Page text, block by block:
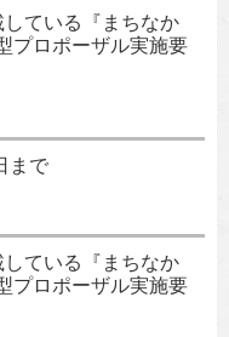
している『まちなか
プロポーザル実施要
まで
している『まちなか
プロポーザル実施要